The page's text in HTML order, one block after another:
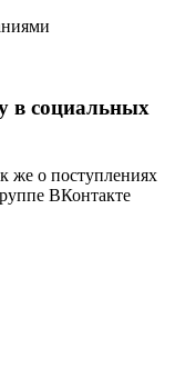
в социальных
же о поступлениях
ВКонтакте